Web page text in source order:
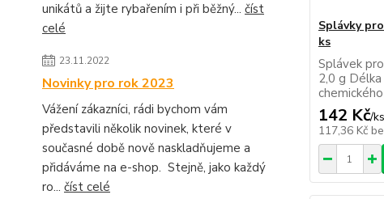
unikátů a žijte rybařením i při běžný... číst
celé
23.11.2022
Novinky pro rok 2023
Vážení zákazníci, rádi bychom vám
představili několik novinek, které v
současné době nově naskladňujeme a
přidáváme na e-shop. Stejně, jako každý
ro... číst celé
Splávky
ks
Splávek
2,0 g
142 Kč/ks
117,36 Kč